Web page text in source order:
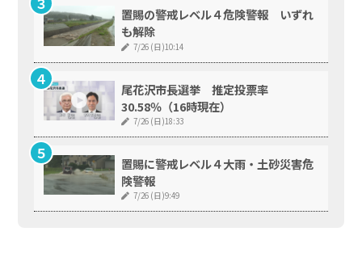
置賜の警戒レベル４危険警報 いずれ
も解除
7/26 (日)10:14
尾花沢市長選挙 推定投票率
30.58％（16時現在）
7/26 (日)18:33
置賜に警戒レベル４大雨・土砂災害危
険警報
7/26 (日)9:49